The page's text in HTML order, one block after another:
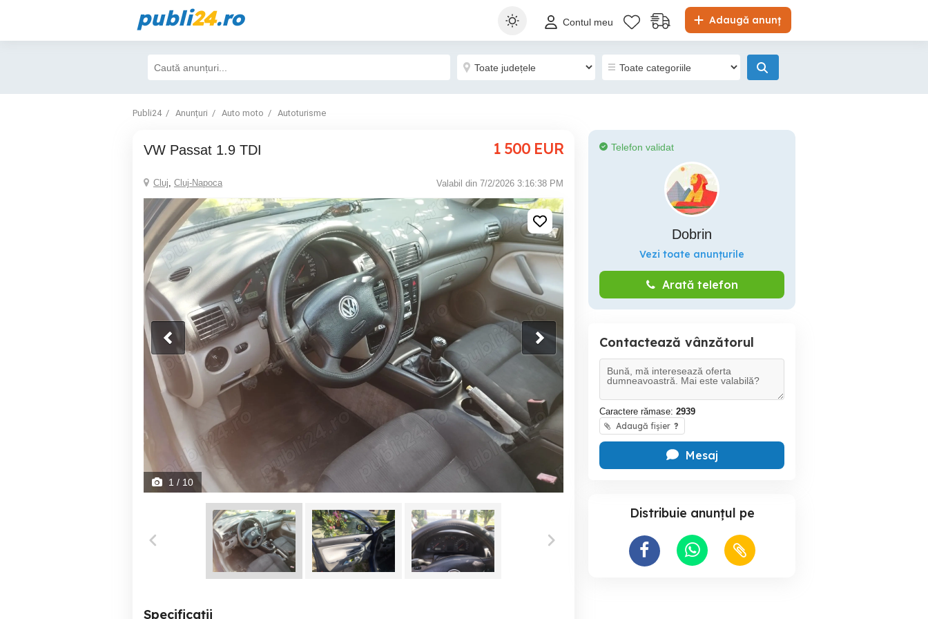
publi24.ro Adaugă anunț
Contul meu
Publi24 Anunțuri Auto moto Autoturisme
VW Passat 1.9 TDI 1 500 EUR
Cluj, Cluj-Napoca Valabil din 7/2/2026 3:16:38 PM
1 / 10
Specificații
Telefon validat
Dobrin
Vezi toate anunțurile
Arată telefon
Contactează vânzătorul
Caractere rămase: 2939
Adaugă fișier ?
Mesaj
Distribuie anunțul pe